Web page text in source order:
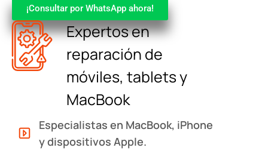
¡Consultar por WhatsApp ahora!
Expertos en
reparación de
móviles, tablets y
MacBook
Especialistas en MacBook, iPhone
y dispositivos Apple.